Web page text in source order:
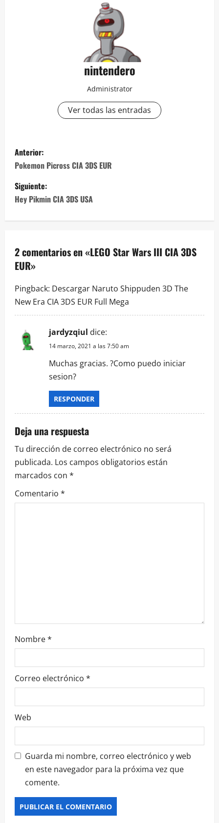
nintendero
Administrator
Ver todas las entradas
N
a
v
e
a
c
i
ó
n
t
r
a
d
Anterior:
Pokemon Picross CIA 3DS EUR
Siguiente:
Hey Pikmin CIA 3DS USA
2 comentarios en «LEGO Star Wars III CIA 3DS
EUR»
Pingback: Descargar Naruto Shippuden 3D The
New Era CIA 3DS EUR Full Mega
jardyzqiul dice:
14 marzo, 2021 a las 7:50 am
Muchas gracias. ?Como puedo iniciar
sesion?
RESPONDER
Deja una respuesta
Tu dirección de correo electrónico no será
publicada. Los campos obligatorios están
marcados con *
Comentario *
Nombre*
Correo electrónico *
Web
Guarda mi nombre, correo electrónico y web
en este navegador para la próxima vez que
comente.